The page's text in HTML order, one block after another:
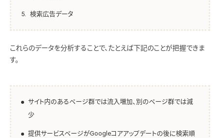
検索広告データ
これらのデータを分析することで、たとえば下記のことが把握できま
す。
サイト内のあるページ群では流入増加、別のページ群では減
少
提供サービスページがGoogleコアアップデートの後に検索順